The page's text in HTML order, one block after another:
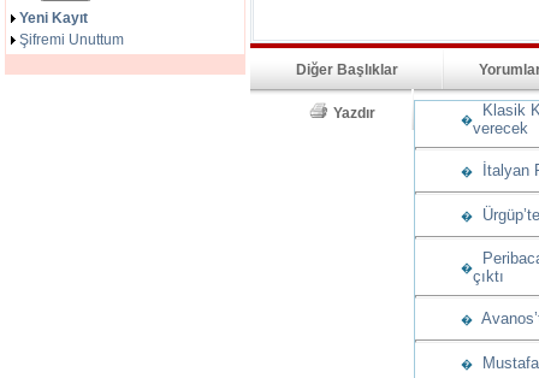
Yeni Kayıt
Şifremi Unuttum
Diğer Başlıklar
Yazdır �
Klasik
verecek
� İtalyan
�
�çıktı
�
�